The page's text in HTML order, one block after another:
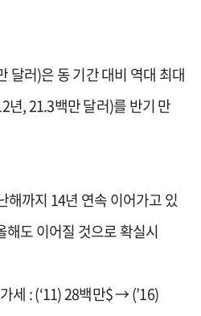
달러)은동 기간대비 역대 최대
년, 21.3백만 달러)를반기 만
해까지 14년 연속이어가고 있
해도 이어질 것으로 확실시
세 : (‘11) 28백만$→(’16)